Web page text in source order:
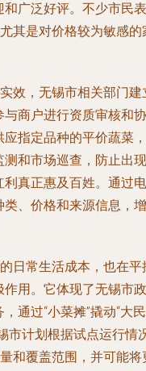
广泛好评。不少市民表
其是对价格较为敏感的
效，无锡市相关部门建
商户进行资质审核和协
指定品种的平价蔬菜，
和市场巡查，防止出现
真正惠及百姓。通过电
、价格和来源信息，增
日常生活成本，也在平
用。它体现了无锡市政
通过“小菜摊”撬动“大民
市计划根据试点运行情
和覆盖范围，并可能将